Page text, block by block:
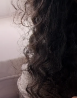
FAQ™ Pure
issa™ Teeth
English
Français
Polski
Türkçe